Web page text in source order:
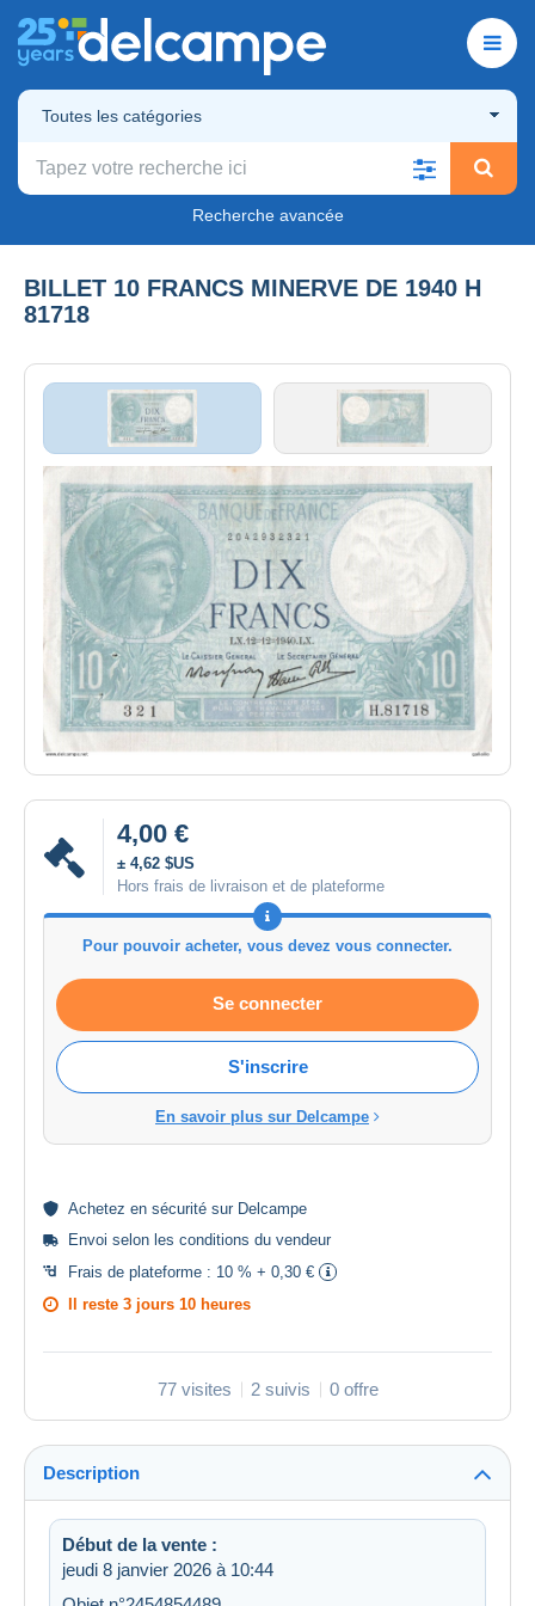
Toutes les catégories
Recherche avancée
BILLET 10 FRANCS MINERVE DE 1940 H
81718
4,00 €
± 4,62 $US
Hors frais de livraison et de plateforme
Pour pouvoir acheter, vous devez vous connecter.
Se connecter
S'inscrire
En savoir plus sur Delcampe
Achetez en sécurité sur Delcampe
Envoi selon les conditions du vendeur
Frais de plateforme : 10 % + 0,30 €
Il reste 3 jours 10 heures
77 visites 2 suivis 0 offre
Description
Début de la vente :
jeudi 8 janvier 2026 à 10:44